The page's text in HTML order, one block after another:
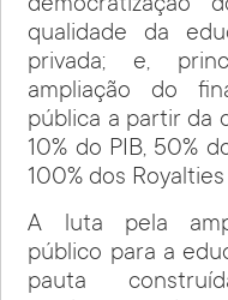
democratização
qualidade da
privada; e,
ampliação do
pública a partir da
10% do PIB, 50%
100% dos
A luta pela
público para a
pauta